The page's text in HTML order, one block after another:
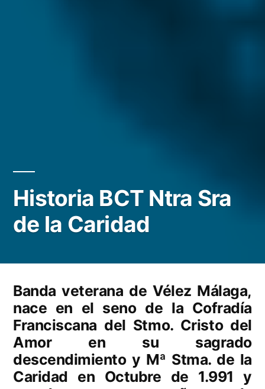
Historia BCT Ntra Sra
de la Caridad
Banda veterana de Vélez Málaga,
nace en el seno de la Cofradía
Franciscana del Stmo. Cristo del
Amor en su sagrado
descendimiento y Mª Stma. de la
Caridad en Octubre de 1.991 y